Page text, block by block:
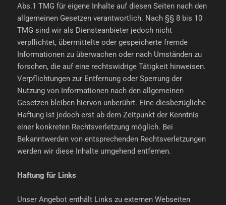
Abs.1 TMG für eigene Inhalte auf diesen Seiten nach den
allgemeinen Gesetzen verantwortlich. Nach §§ 8 bis 10
TMG sind wir als Diensteanbieter jedoch nicht
verpflichtet, übermittelte oder gespeicherte fremde
Informationen zu überwachen oder nach Umständen zu
forschen, die auf eine rechtswidrige Tätigkeit hinweisen.
Verpflichtungen zur Entfernung oder Sperrung der
Nutzung von Informationen nach den allgemeinen
Gesetzen bleiben hiervon unberührt. Eine diesbezügliche
Haftung ist jedoch erst ab dem Zeitpunkt der Kenntnis
einer konkreten Rechtsverletzung möglich. Bei
Bekanntwerden von entsprechenden Rechtsverletzungen
werden wir diese Inhalte umgehend entfernen.
Haftung für Links
Unser Angebot enthält Links zu externen Webseiten